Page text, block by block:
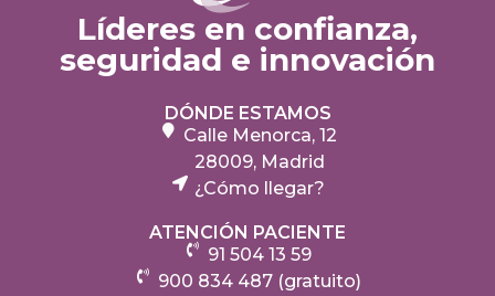
Líderes en confianza,
seguridad e innovación
DÓNDE ESTAMOS
Calle Menorca, 12
28009, Madrid
¿Cómo llegar?
ATENCIÓN PACIENTE
91 504 13 59
900 834 487 (gratuito)